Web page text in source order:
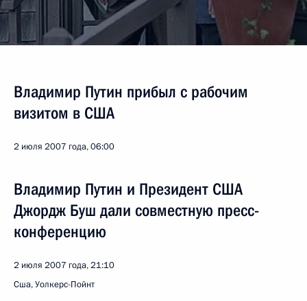
Владимир Путин прибыл с рабочим
визитом в США
2 июля 2007 года, 06:00
Владимир Путин и Президент США
Джордж Буш дали совместную пресс-
конференцию
2 июля 2007 года, 21:10
Сша, Уолкерс-Пойнт